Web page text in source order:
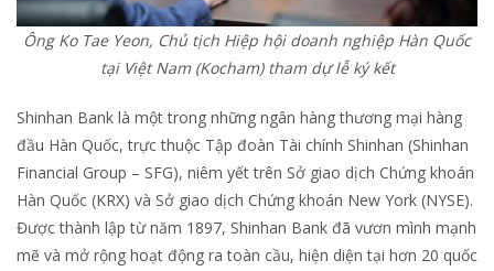
Ông Ko Tae Yeon, Chủ tịch Hiệp hội doanh nghiệp Hàn Quốc
tại Việt Nam (Kocham) tham dự lễ ký kết
Shinhan Bank là một trong những ngân hàng thương mại hàng
đầu Hàn Quốc, trực thuộc Tập đoàn Tài chính Shinhan (Shinhan
Financial Group – SFG), niêm yết trên Sở giao dịch Chứng khoán
Hàn Quốc (KRX) và Sở giao dịch Chứng khoán New York (NYSE).
Được thành lập từ năm 1897, Shinhan Bank đã vươn mình mạnh
mẽ và mở rộng hoạt động ra toàn cầu, hiện diện tại hơn 20 quốc